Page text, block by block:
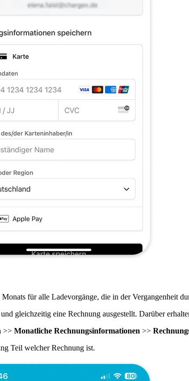
für alle Ladevorgänge, die in der Vergangenheit
gleichzeitig eine Rechnung ausgestellt. Darüber
>> Monatliche Rechnungsinformationen >>
Teil welcher Rechnung ist.